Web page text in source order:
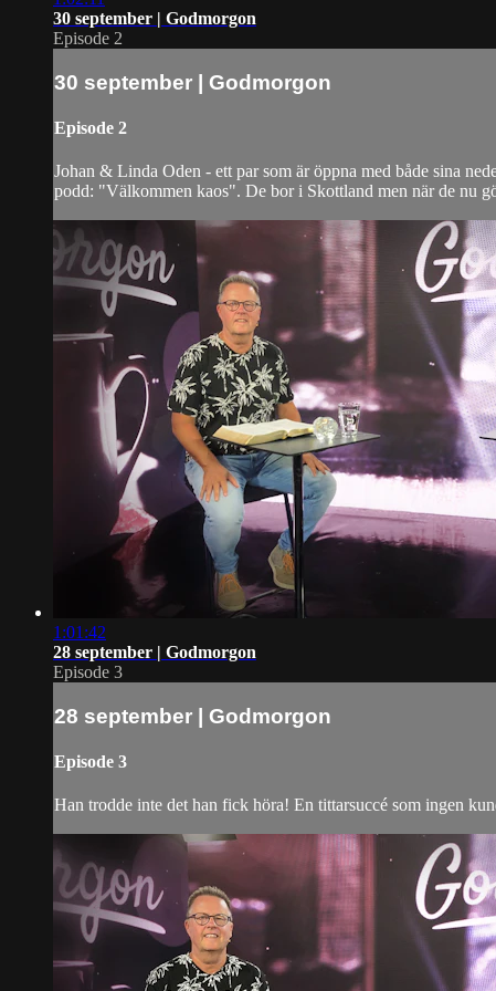
30 september | Godmorgon
Episode 2
30 september | Godmorgon
Episode 2
Johan & Linda Oden - ett par som är öppna med både sina
podd: "Välkommen kaos". De bor i Skottland men när de nu
1:01:42
28 september | Godmorgon
Episode 3
28 september | Godmorgon
Episode 3
Han trodde inte det han fick höra! En tittarsuccé som ingen